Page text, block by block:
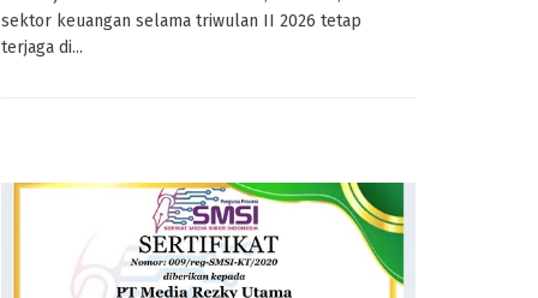
sektor keuangan selama triwulan II 2026 tetap
terjaga di...